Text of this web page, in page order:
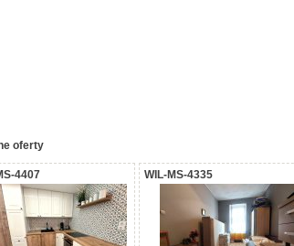
oferty
4407 WIL-MS-4335